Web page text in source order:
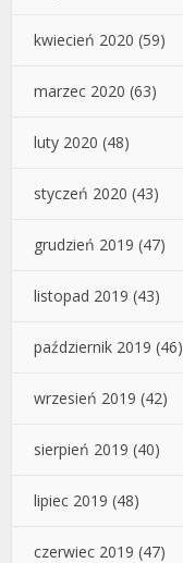
kwiecień 2020 (59)
marzec 2020 (63)
luty 2020 (48)
styczeń 2020 (43)
grudzień 2019 (47)
listopad 2019 (43)
październik 2019 (46)
wrzesień 2019 (42)
sierpień 2019 (40)
lipiec 2019 (48)
czerwiec 2019 (47)